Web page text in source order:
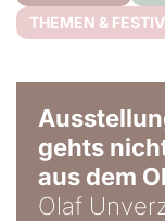
THEMEN &
gehts
aus dem
Olaf